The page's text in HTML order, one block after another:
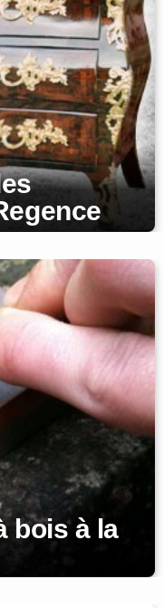
bois à la